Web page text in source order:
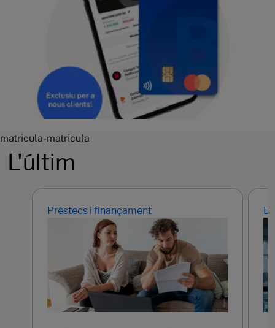
matricula-matricula
L'últim
Préstecs i finançament